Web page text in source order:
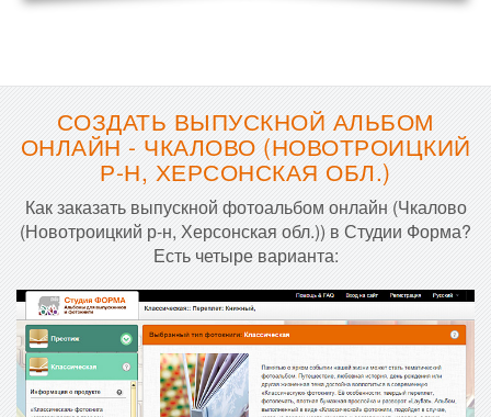
СОЗДАТЬ ВЫПУСКНОЙ АЛЬБОМ
ОНЛАЙН - ЧКАЛОВО (НОВОТРОИЦКИЙ
Р-Н, ХЕРСОНСКАЯ ОБЛ.)
Как заказать выпускной фотоальбом онлайн (Чкалово
(Новотроицкий р-н, Херсонская обл.)) в Студии Форма?
Есть четыре варианта: